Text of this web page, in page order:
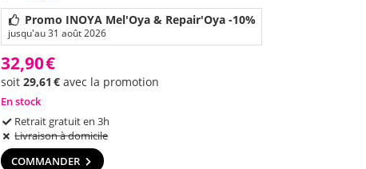
Promo INOYA Mel'Oya & Repair'Oya -10%
jusqu'au 31 août 2026
32,90€
soit 29,61 € avec la promotion
En stock
Retrait gratuit en 3h
Livraison à domicile
COMMANDER